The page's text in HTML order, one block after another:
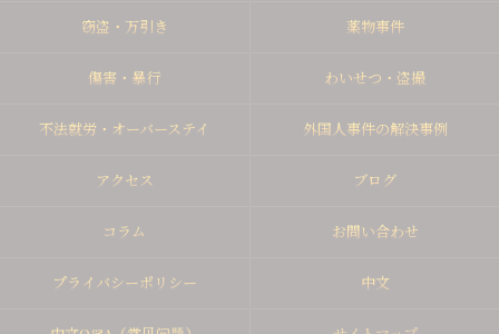
窃盗・万引き 薬物事件
傷害・暴行 わいせつ・盗撮
不法就労・オーバーステイ 外国人事件の解決事例
アクセス ブログ
コラム お問い合わせ
プライバシーポリシー 中文